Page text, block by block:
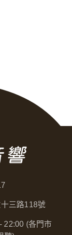
三路118號
22:00 (各門市